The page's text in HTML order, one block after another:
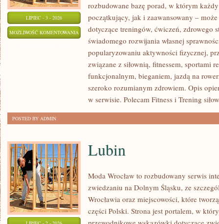
LIPIEC - 3 - 2026
MOŻLIWOŚĆ KOMENTOWANIA KARDIO
WYTRZYMAŁOŚĆ
rozbudowane bazę porad, w którym
początkujący, jak i zaawansowany –
dotyczące treningów, ćwiczeń, zdrowego
świadomego rozwijania własnej
popularyzowaniu aktywności fizycznej,
związane z siłownią, fitnessem, sportami
funkcjonalnym, bieganiem, jazdą na
szeroko rozumianym zdrowiem. Opis
w serwisie. Polecam Fitness i Trening
POSTED BY ADMIN
Lubin
Moda Wrocław to rozbudowany serwis
zwiedzaniu na Dolnym Śląsku, ze
Wrocławia oraz miejscowości, które
części Polski. Strona jest portalem, w